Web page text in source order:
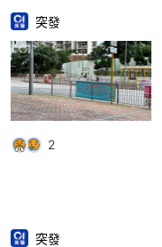
突發
2
突發